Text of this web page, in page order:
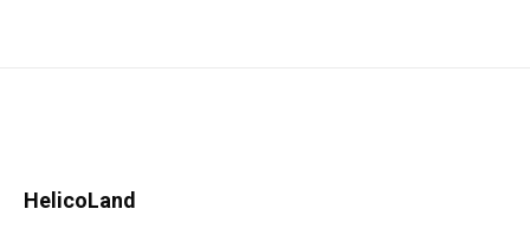
HelicoLand